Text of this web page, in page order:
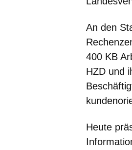
An den
400 KB
HZD und
Heute